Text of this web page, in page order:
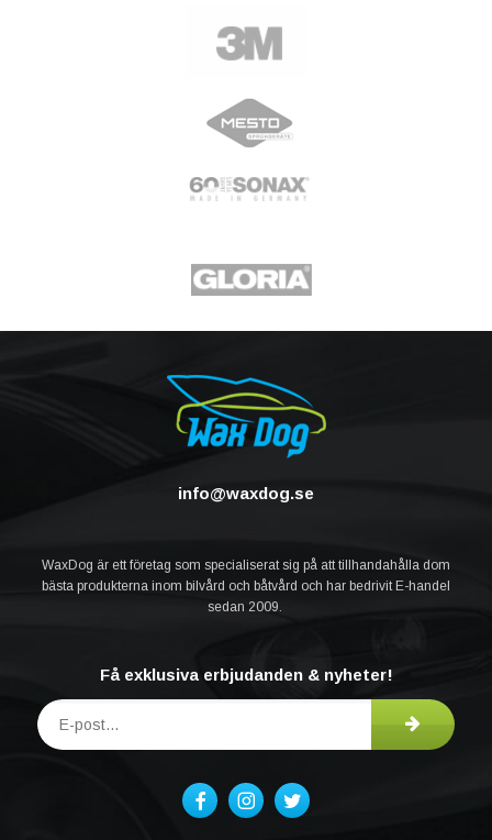
info@waxdog.se
WaxDog är ett företag som specialiserat sig på att tillhandahålla dom
bästa produkterna inom bilvård och båtvård och har bedrivit E-handel
sedan 2009.
Få exklusiva erbjudanden & nyheter!